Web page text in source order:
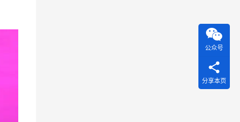
公众号
分享本页